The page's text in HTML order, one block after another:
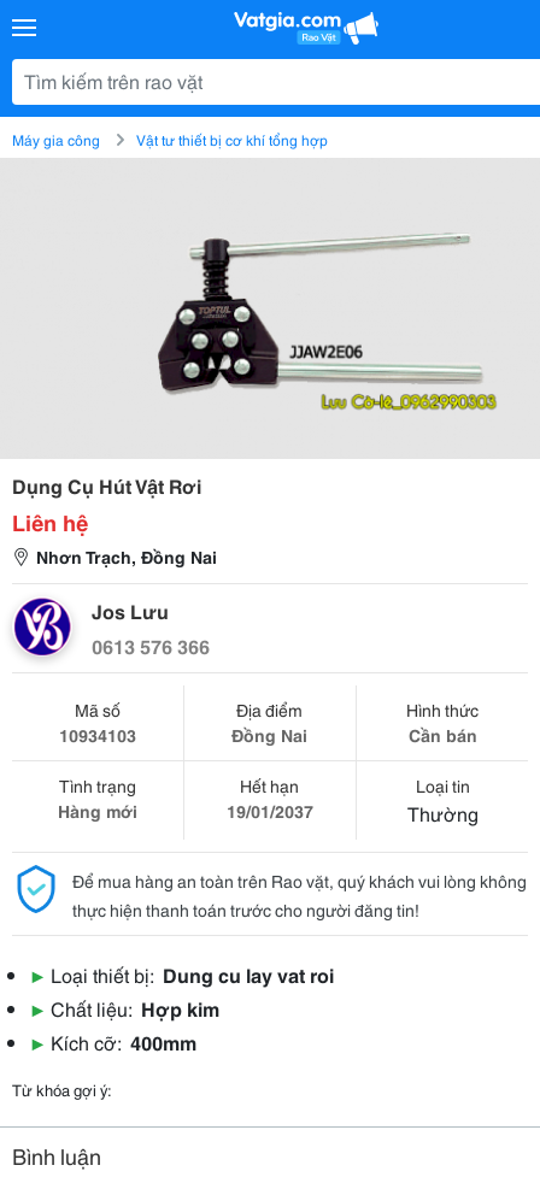
Máy gia công Vật tư thiết bị cơ khí tổng hợp
Dụng Cụ Hút Vật Rơi
Liên hệ
Nhơn Trạch, Đồng Nai
Jos Lưu
0613 576 366
Mã số
10934103
Địa điểm
Đồng Nai
Hình thức
Cần bán
Tình trạng
Hàng mới
Hết hạn
19/01/2037
Loại tin
Thường
Để mua hàng an toàn trên Rao vặt, quý khách vui lòng không
thực hiện thanh toán trước cho người đăng tin!
▶ Loại thiết bị: Dung cu lay vat roi
▶ Chất liệu: Hợp kim
▶ Kích cỡ: 400mm
Từ khóa gợi ý:
Bình luận